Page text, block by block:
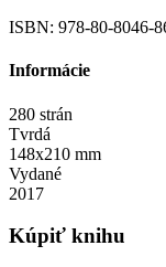
ISBN: 978-80-8046-
Informácie
280 strán
Tvrdá
148x210 mm
Vydané
2017
Kúpiť knihu